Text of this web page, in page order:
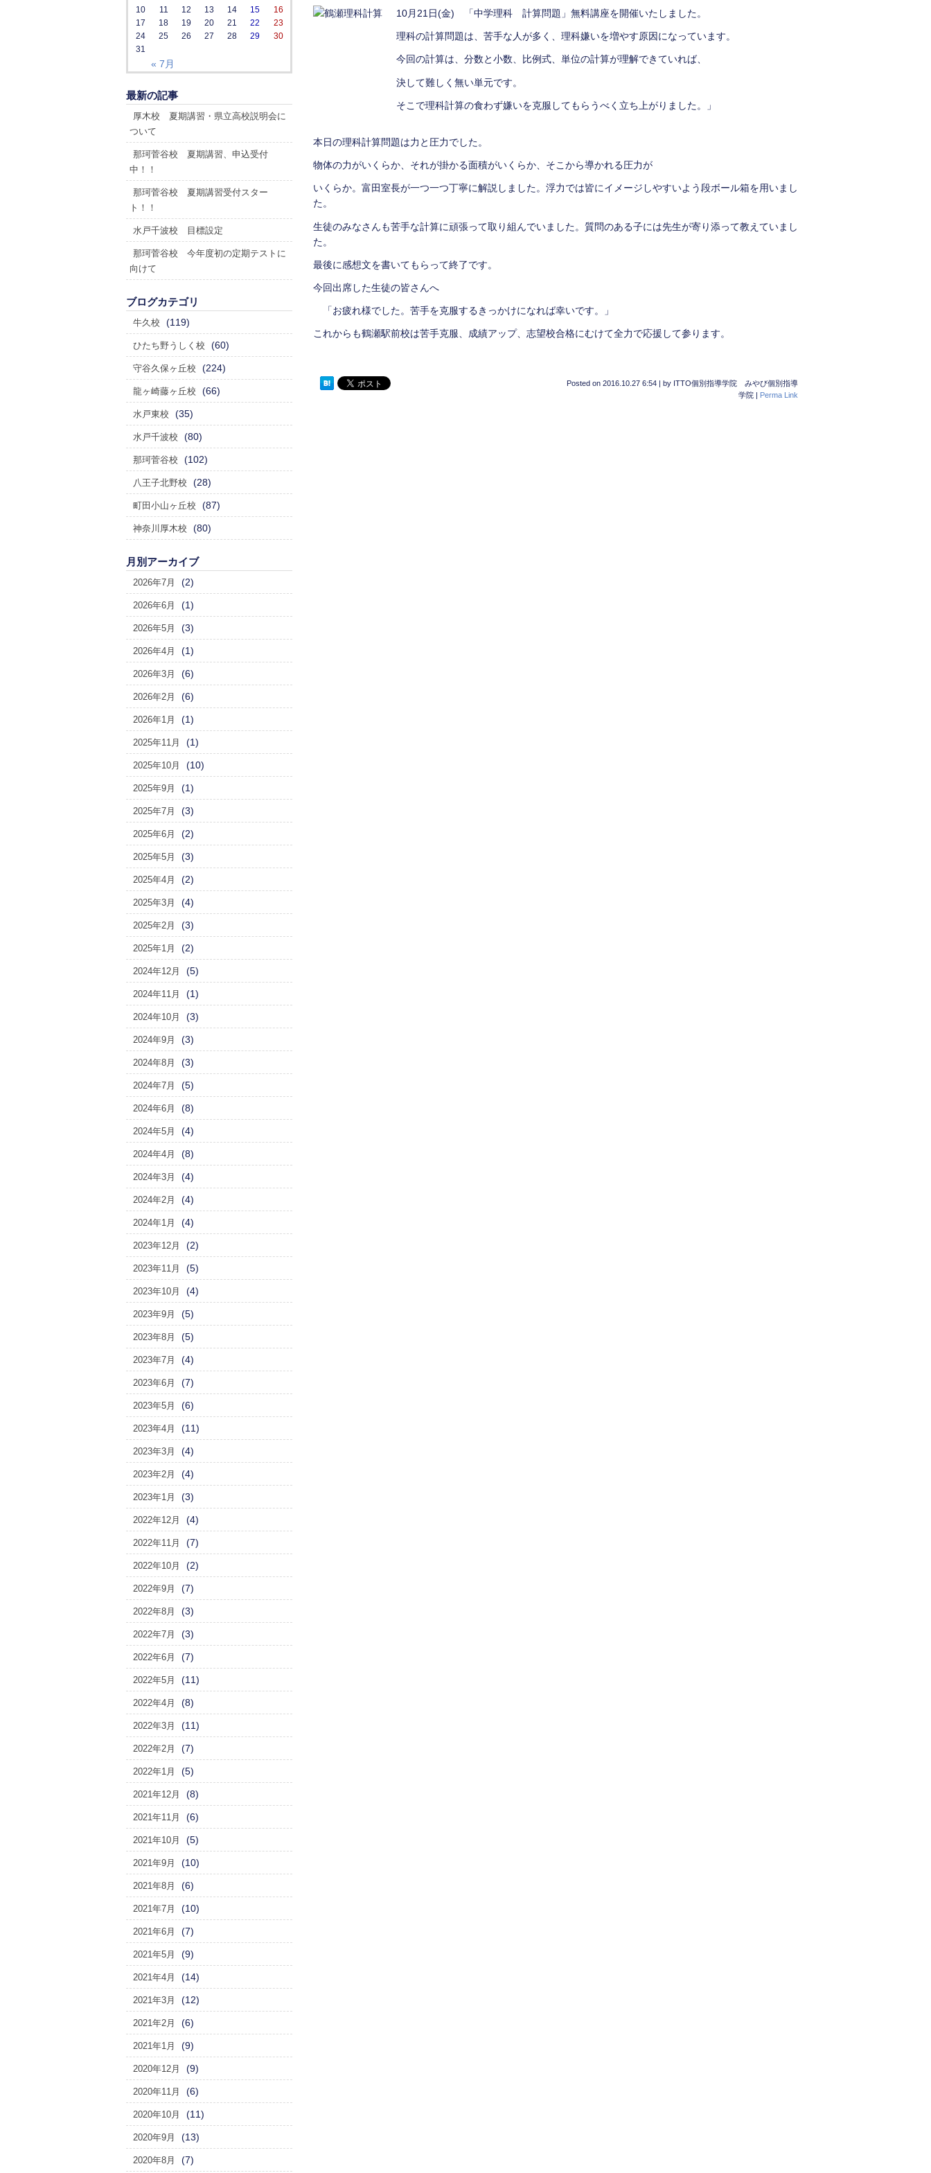
10月21日(金) 「中学理科 計算問題」無料講座を開催いたしました。
理科の計算問題は、苦手な人が多く、理科嫌いを増やす原因になっています。
今回の計算は、分数と小数、比例式、単位の計算が理解できていれば、
決して難しく無い単元です。
そこで理科計算の食わず嫌いを克服してもらうべく立ち上がりました。」
本日の理科計算問題は力と圧力でした。
物体の力がいくらか、それが掛かる面積がいくらか、そこから導かれる圧力が
いくらか。富田室長が一つ一つ丁寧に解説しました。浮力では皆にイメージしやすいよう段ボール箱を用いまし
た。
生徒のみなさんも苦手な計算に頑張って取り組んでいました。質問のある子には先生が寄り添って教えていまし
た。
最後に感想文を書いてもらって終了です。
今回出席した生徒の皆さんへ
「お疲れ様でした。苦手を克服するきっかけになれば幸いです。」
これからも鶴瀬駅前校は苦手克服、成績アップ、志望校合格にむけて全力で応援して参ります。
Posted on 2016.10.27 6:54 by ITTO個別指導学院 みやび個別指導
学院
Perma Link
« 7月
10
11 12 13 14 15
16
17
18 19 20 21 22
23
24
25 26 27 28 29
30
31
最新の記事
厚木校 夏期講習・県立高校説明会に
ついて
那珂菅谷校 夏期講習、申込受付
中！！
那珂菅谷校 夏期講習受付スター
ト！！
水戸千波校 目標設定
那珂菅谷校 今年度初の定期テストに
向けて
ブログカテゴリ
牛久校 (119)
ひたち野うしく校 (60)
守谷久保ヶ丘校 (224)
龍ヶ崎藤ヶ丘校 (66)
水戸東校 (35)
水戸千波校 (80)
那珂菅谷校 (102)
八王子北野校 (28)
町田小山ヶ丘校 (87)
神奈川厚木校 (80)
月別アーカイブ
2026年7月 (2)
2026年6月 (1)
2026年5月 (3)
2026年4月 (1)
2026年3月 (6)
2026年2月 (6)
2026年1月 (1)
2025年11月 (1)
2025年10月 (10)
2025年9月 (1)
2025年7月 (3)
2025年6月 (2)
2025年5月 (3)
2025年4月 (2)
2025年3月 (4)
2025年2月 (3)
2025年1月 (2)
2024年12月 (5)
2024年11月 (1)
2024年10月 (3)
2024年9月 (3)
2024年8月 (3)
2024年7月 (5)
2024年6月 (8)
2024年5月 (4)
2024年4月 (8)
2024年3月 (4)
2024年2月 (4)
2024年1月 (4)
2023年12月 (2)
2023年11月 (5)
2023年10月 (4)
2023年9月 (5)
2023年8月 (5)
2023年7月 (4)
2023年6月 (7)
2023年5月 (6)
2023年4月 (11)
2023年3月 (4)
2023年2月 (4)
2023年1月 (3)
2022年12月 (4)
2022年11月 (7)
2022年10月 (2)
2022年9月 (7)
2022年8月 (3)
2022年7月 (3)
2022年6月 (7)
2022年5月 (11)
2022年4月 (8)
2022年3月 (11)
2022年2月 (7)
2022年1月 (5)
2021年12月 (8)
2021年11月 (6)
2021年10月 (5)
2021年9月 (10)
2021年8月 (6)
2021年7月 (10)
2021年6月 (7)
2021年5月 (9)
2021年4月 (14)
2021年3月 (12)
2021年2月 (6)
2021年1月 (9)
2020年12月 (9)
2020年11月 (6)
2020年10月 (11)
2020年9月 (13)
2020年8月 (7)